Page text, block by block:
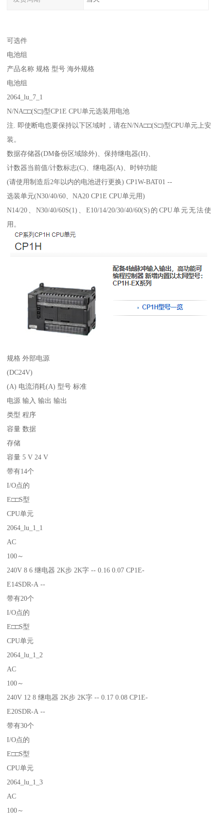
可选件
电池组
产品名称 规格 型号 海外规格
电池组
2064_lu_7_1
N/NA□□(S□)型CP1E CPU单元选装用电池
注. 即使断电也要保持以下区域时，请在N/NA□□(S□)型CPU单元上安
装。
数据存储器(DM备份区域除外)、保持继电器(H)、
计数器当前值/计数标志(C)、继电器(A)、时钟功能
(请使用制造后2年以内的电池进行更换) CP1W-BAT01 --
选装单元(N30/40/60、NA20 CP1E CPU单元用)
N14/20、N30/40/60S(1)、E10/14/20/30/40/60(S)的CPU单元无法使
用。
规格 外部电源
(DC24V)
(A) 电流消耗(A) 型号 标准
电源 输入 输出 输出
类型 程序
容量 数据
存储
容量 5 V 24 V
带有14个
I/O点的
E□□S型
CPU单元
2064_lu_1_1
AC
100～
240V 8 6 继电器 2K步 2K字 -- 0.16 0.07 CP1E-
E14SDR-A --
带有20个
I/O点的
E□□S型
CPU单元
2064_lu_1_2
AC
100～
240V 12 8 继电器 2K步 2K字 -- 0.17 0.08 CP1E-
E20SDR-A --
带有30个
I/O点的
E□□S型
CPU单元
2064_lu_1_3
AC
100～